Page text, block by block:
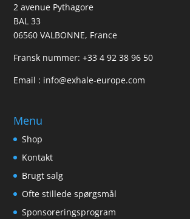
2 avenue Pythagore
BAL 33
06560 VALBONNE, France
Fransk nummer:+33 4 92 38 96 50
Email : info@exhale-europe.com
Menu
Shop
Kontakt
Brugt salg
Ofte stillede spørgsmål
Sponsoreringsprogram